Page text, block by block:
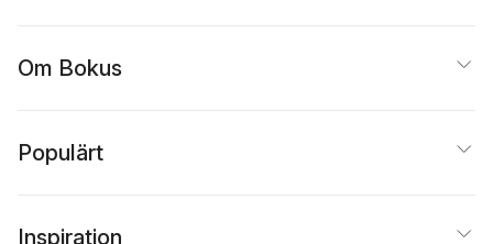
Om Bokus
Populärt
Inspiration